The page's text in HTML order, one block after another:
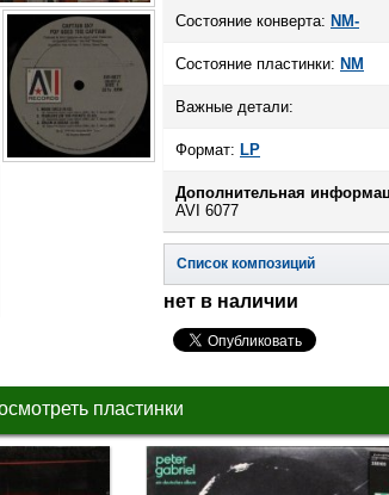
Состояние конверта: NM-
Состояние пластинки: NM
Важные детали:
Формат: LP
Дополнительная
AVI 6077
Список композиций
нет в наличии
пластинки